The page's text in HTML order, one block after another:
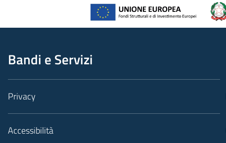
Bandi e Servizi
Privacy
Accessibilità